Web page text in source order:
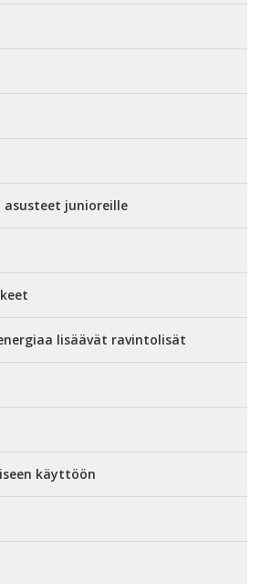
asusteet junioreille
lisäävät ravintolisät
käyttöön